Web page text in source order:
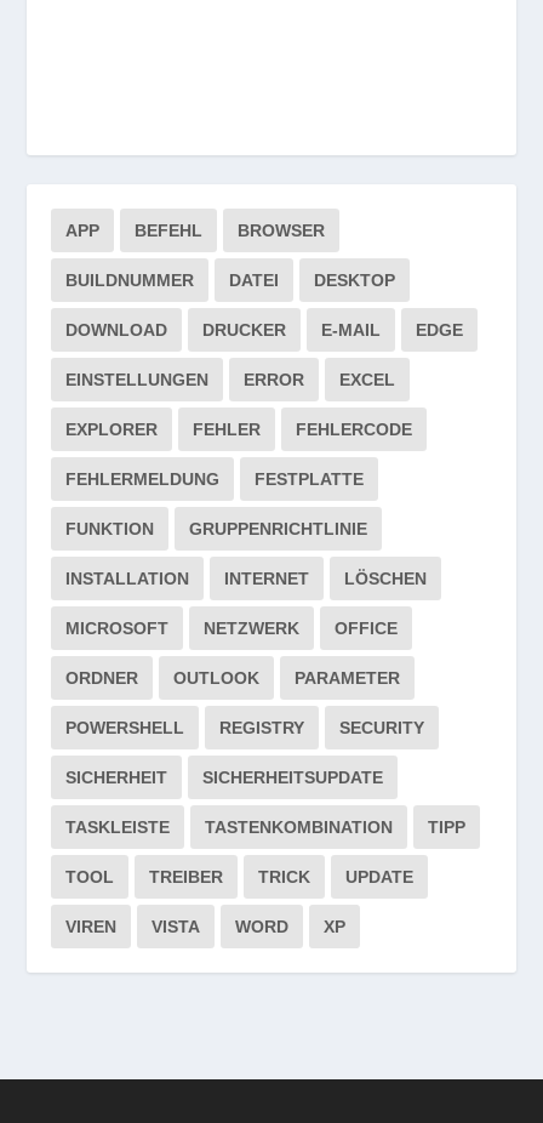
APP BEFEHL BROWSER
BUILDNUMMER DATEI DESKTOP
DOWNLOAD DRUCKER E-MAIL EDGE
EINSTELLUNGEN ERROR EXCEL
EXPLORER FEHLER FEHLERCODE
FEHLERMELDUNG FESTPLATTE
FUNKTION GRUPPENRICHTLINIE
INSTALLATION INTERNET LÖSCHEN
MICROSOFT NETZWERK OFFICE
ORDNER OUTLOOK PARAMETER
POWERSHELL REGISTRY SECURITY
SICHERHEIT SICHERHEITSUPDATE
TASKLEISTE TASTENKOMBINATION TIPP
TOOL TREIBER TRICK UPDATE
VIREN VISTA WORD XP